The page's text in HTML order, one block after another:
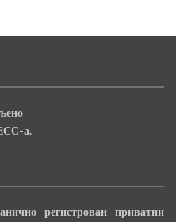
а.
регистрован приватни